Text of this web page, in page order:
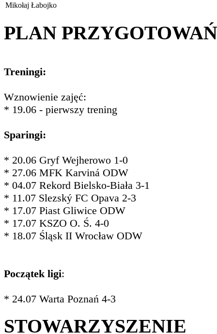
Mikołaj Łabojko
PLAN PRZYGOTOWAŃ
Treningi:
Wznowienie zajęć:
* 19.06 - pierwszy trening
Sparingi:
* 20.06 Gryf Wejherowo 1-0
* 27.06 MFK Karviná ODW
* 04.07 Rekord Bielsko-Biała 3-1
* 11.07 Slezský FC Opava 2-3
* 17.07 Piast Gliwice ODW
* 17.07 KSZO O. Ś. 4-0
* 18.07 Śląsk II Wrocław ODW
Początek ligi:
* 24.07 Warta Poznań 4-3
STOWARZYSZENIE